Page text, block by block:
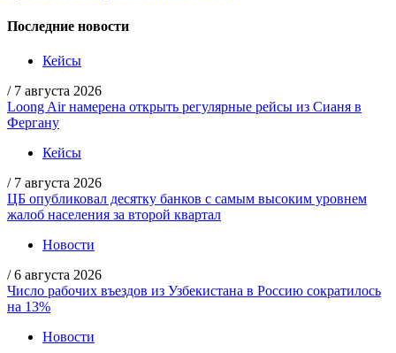
Последние новости
Кейсы
/ 7 августа 2026
Loong Air намерена открыть регулярные рейсы из Сианя в
Фергану
Кейсы
/ 7 августа 2026
ЦБ опубликовал десятку банков с самым высоким уровнем
жалоб населения за второй квартал
Новости
/ 6 августа 2026
Число рабочих въездов из Узбекистана в Россию сократилось
на 13%
Новости